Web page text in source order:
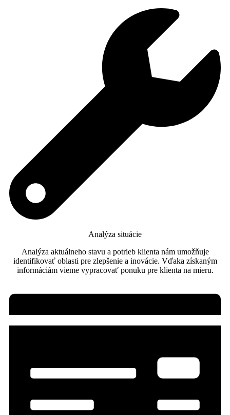
Analýza situácie
Analýza aktuálneho stavu a potrieb klienta nám umožňuje
identifikovať oblasti pre zlepšenie a inovácie. Vďaka získaným
informáciám vieme vypracovať ponuku pre klienta na mieru.